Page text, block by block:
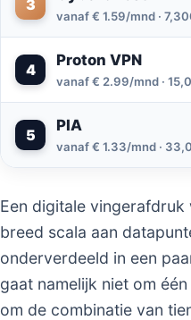
3
vanaf € 1.59/mnd ·
4
Proton VPN
vanaf € 2.99/mnd ·
5
PIA
vanaf € 1.33/mnd ·
Een digitale
breed scala aan
onderverdeeld in een
gaat namelijk niet om
om de combinatie van